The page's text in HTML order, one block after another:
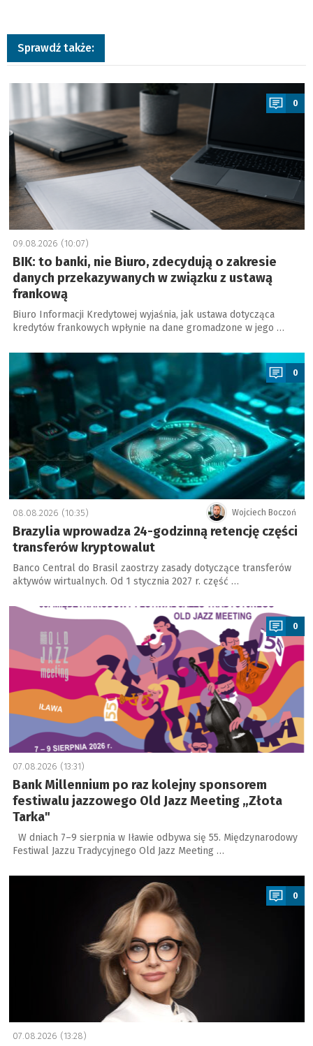
Sprawdź także:
a
0
09.08.2026 (10:07)
BIK: to banki, nie Biuro, zdecydują o zakresie
danych przekazywanych w związku z ustawą
frankową
Biuro Informacji Kredytowej wyjaśnia, jak ustawa dotycząca
kredytów frankowych wpłynie na dane gromadzone w jego …
a
0
Wojciech Boczoń
08.08.2026 (10:35)
Brazylia wprowadza 24-godzinną retencję części
transferów kryptowalut
Banco Central do Brasil zaostrzy zasady dotyczące transferów
aktywów wirtualnych. Od 1 stycznia 2027 r. część …
a
0
07.08.2026 (13:31)
Bank Millennium po raz kolejny sponsorem
festiwalu jazzowego Old Jazz Meeting „Złota
Tarka"
W dniach 7–9 sierpnia w Iławie odbywa się 55. Międzynarodowy
Festiwal Jazzu Tradycyjnego Old Jazz Meeting …
a
0
07.08.2026 (13:28)